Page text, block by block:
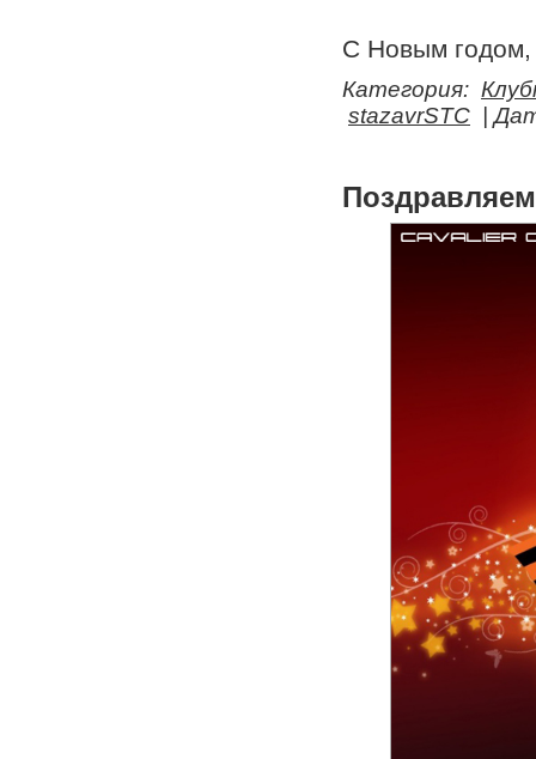
С Новым годом,
Категория:
stazavrSTC
|